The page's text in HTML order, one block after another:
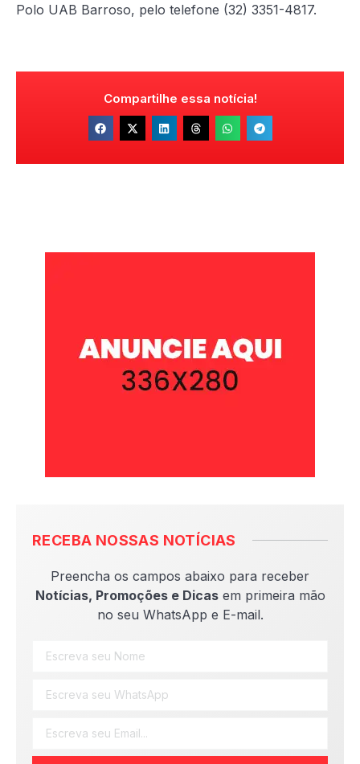
Polo UAB Barroso, pelo telefone (32) 3351-4817.
Compartilhe essa notícia!
RECEBA NOSSAS NOTÍCIAS
Preencha os campos abaixo para receber
Notícias, Promoções e Dicasem primeira mão
no seu WhatsApp e E-mail.